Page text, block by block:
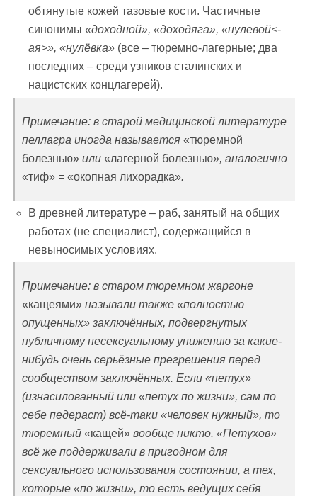
обтянутые кожей тазовые кости. Частичные
синонимы«доходной», «доходяга», «нулевой<-
ая>», «нулёвка» (все – тюремно-лагерные; два
последних – среди узников сталинских и
нацистских концлагерей).
Примечание: в старой медицинской литературе
пеллагра иногда называется «тюремной
болезнью» или «лагерной болезнью», аналогично
«тиф» = «окопная лихорадка».
В древней литературе – раб, занятый на общих
работах (не специалист), содержащийся в
невыносимых условиях.
Примечание: в старом тюремном жаргоне
«кащеями» называли также «полностью
опущенных» заключённых, подвергнутых
публичному несексуальному унижению за какие-
нибудь очень серьёзные прегрешения перед
сообществом заключённых. Если «петух»
(изнасилованный или «петух по жизни», сам по
себе педераст) всё-таки «человек нужный», то
тюремный «кащей» вообще никто. «Петухов»
всё же поддерживали в пригодном для
сексуального использования состоянии, а тех,
которые «по жизни», то есть ведущих себя